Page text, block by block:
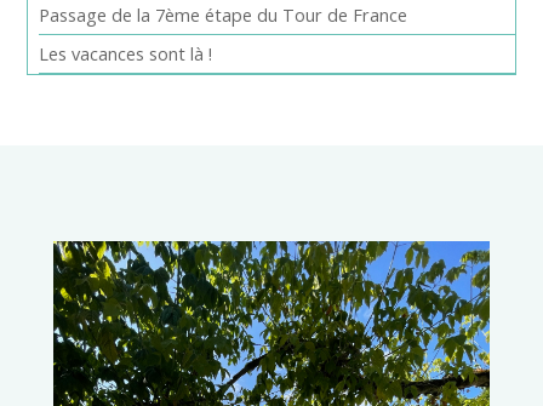
Passage de la 7ème étape du Tour de France
Les vacances sont là !